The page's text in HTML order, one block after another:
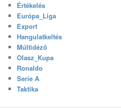
Értékelés
Európa_Liga
Export
Hangulatkeltés
Múltidéző
Olasz_Kupa
Ronaldo
Serie A
Taktika